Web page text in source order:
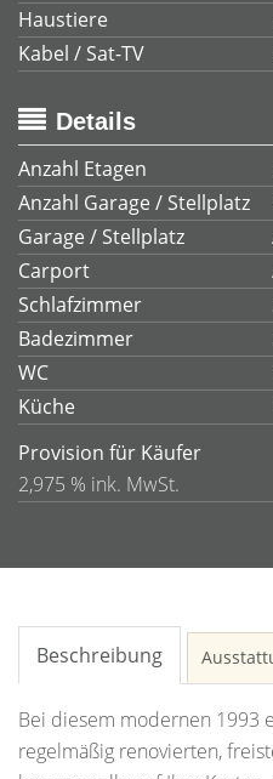
Haustiere
Kabel / Sat-TV
Details
Anzahl Etagen
Anzahl Garage / Stellplatz
Garage / Stellplatz
Carport
Schlafzimmer
Badezimmer
WC
Küche
Provision für Käufer
2,975 % ink. MwSt.
Beschreibung
Bei diesem modernen 1993
regelmäßig renovierten,